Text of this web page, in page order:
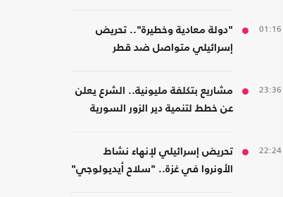
01:16
"دولة معادية وخطيرة".. تحريض
إسرائيلي متواصل ضد قطر
23:36
مشاريع بتكلفة مليونية.. الشرع يعلن
عن خطط لتنمية دير الزور السورية
22:24
تحريض إسرائيلي لإنهاء نشاط
الأونروا في غزة.. "سلاح أيديولوجي"